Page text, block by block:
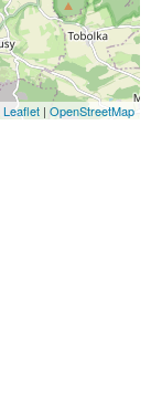
Leaflet | OpenStreetMap